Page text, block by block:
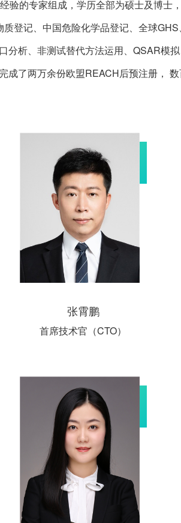
验的专家组成，学历全部为硕士及博
登记、中国危险化学品登记、全球
分析、非测试替代方法运用、QSAR模
了两万余份欧盟REACH后预注册，
张霄鹏
首席技术官（CTO）